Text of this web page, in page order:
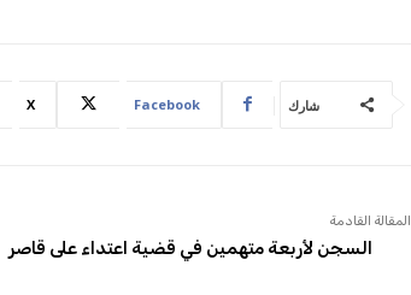
شارك Facebook
X
المقالة القادمة
السجن لأربعة متهمين في قضية اعتداء على قاصر